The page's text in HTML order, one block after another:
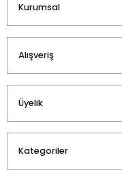
Kurumsal
Alışveriş
Üyelik
Kategoriler